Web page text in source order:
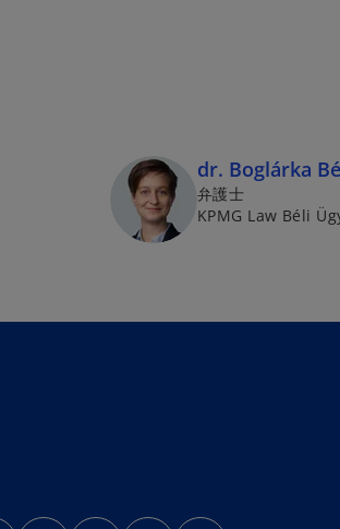
dr. Boglárka
弁護士
KPMG Law Béli